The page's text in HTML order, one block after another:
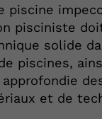
piscine
pisciniste
solide
piscines,
approfondie
et de